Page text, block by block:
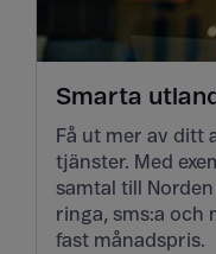
Smarta
Få ut mer av ditt
tjänster. Med
samtal till Norden
ringa, sms:a och
fast månadspris.